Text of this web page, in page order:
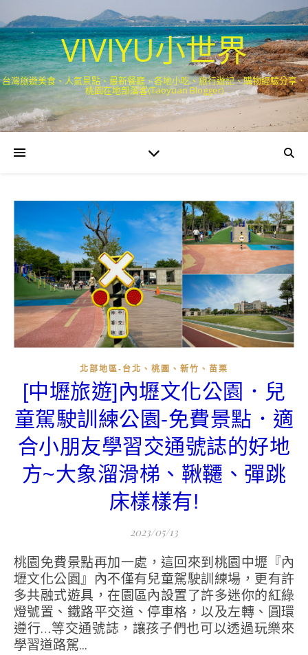
VIVIYU小世界
台灣旅遊美食、人氣景點、最新餐廳、各地小吃、旅行遊記、購物經驗分享．
桃園在地部落客(Taoyuan Blogger)
北部地區-台北、桃園、新竹、苗栗
[中壢旅遊]內壢文化公園．兒
童駕駛訓練公園-免費景點．適
合小朋友學習交通號誌的好地
方~大象溜滑梯、鞦韆、彈跳
床樣樣有!
2023/05/13
桃園免費景點再加一處，這回來到桃園中壢『內
壢文化公園』內不僅有兒童駕駛訓練場，更有許
多共融式遊具，在園區內設置了許多迷你的紅綠
燈號置、鐵路平交道、停車格，以及左轉、圓環
遵行…等交通號誌，讓孩子們也可以透過玩樂來
學習道路駕...